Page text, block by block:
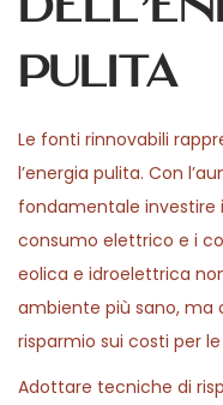
pulita
Le fonti rinnovabili
l’energia pulita. Con
fondamentale investire
consumo elettrico e i
eolica e idroelettrica
ambiente più sano,
risparmio sui costi per
Adottare tecniche di